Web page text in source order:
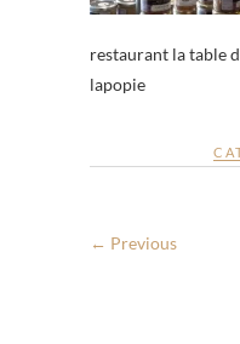
restaurant la table
lapopie
← Previous